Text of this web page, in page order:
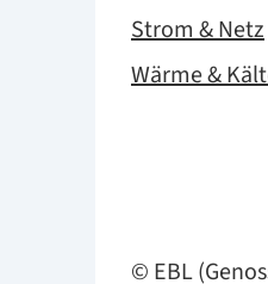
Strom & Netz
Wärme &
© EBL